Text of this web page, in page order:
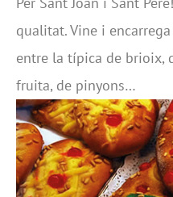
qualitat. Vine i
entre la típica de brioix,
fruita, de pinyons…